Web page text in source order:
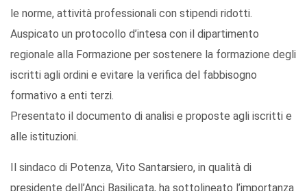
le norme, attività professionali con stipendi ridotti.
Auspicato un protocollo d’intesa con il dipartimento
regionale alla Formazione per sostenere la formazione degli
iscritti agli ordini e evitare la verifica del fabbisogno
formativo a enti terzi.
Presentato il documento di analisi e proposte agli iscritti e
alle istituzioni.
Il sindaco di Potenza, Vito Santarsiero, in qualità di
presidente dell’Anci Basilicata, ha sottolineato l’importanza